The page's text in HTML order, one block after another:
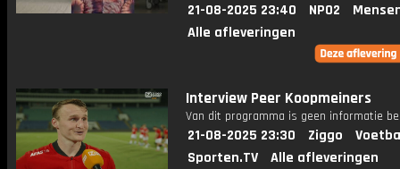
21-08-2025 23:40 NPO2
Alle afleveringen
Interview Peer Koopmeiners
Van dit programma is geen informatie
21-08-2025 23:30 Ziggo
Sporten.TV
Alle afleveringen